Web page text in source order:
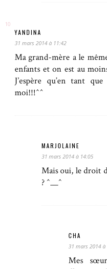
YANDINA
31 mars 2014 à 11:42
Ma grand-mère a le
enfants et on est au
J’espère qu’en tant
moi!!!^^
MARJOLAINE
31 mars 2014 à 14:05
Mais oui, le droit
? ^__^
CHA
31 mars 2014 à
Mes